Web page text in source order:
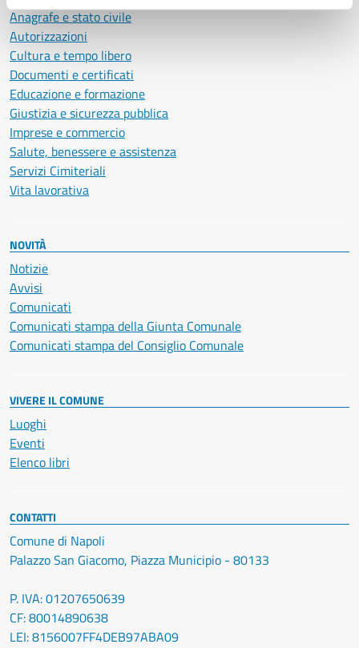
Anagrafe e stato civile
Autorizzazioni
Cultura e tempo libero
Documenti e certificati
Educazione e formazione
Giustizia e sicurezza pubblica
Imprese e commercio
Salute, benessere e assistenza
Servizi Cimiteriali
Vita lavorativa
NOVITÀ
Notizie
Avvisi
Comunicati
Comunicati stampa della Giunta Comunale
Comunicati stampa del Consiglio Comunale
VIVERE IL COMUNE
Luoghi
Eventi
Elenco libri
CONTATTI
Comune di Napoli
Palazzo San Giacomo, Piazza Municipio - 80133
P. IVA: 01207650639
CF: 80014890638
LEI: 8156007FF4DEB97ABA09